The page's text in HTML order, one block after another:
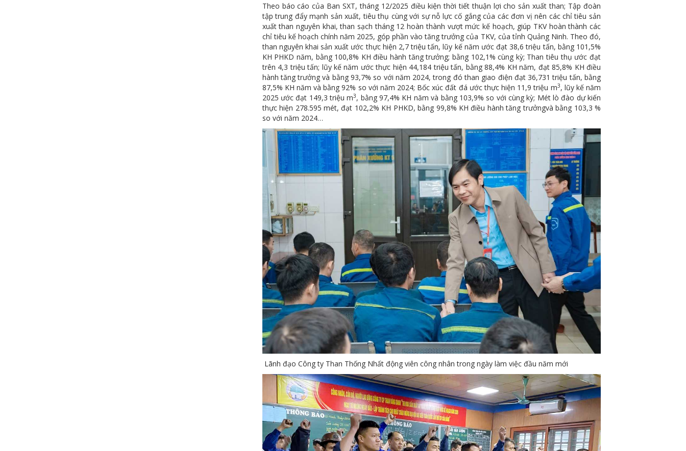
Theo báo cáo của Ban SXT, tháng 12/2025 điều kiện thời tiết thuận lợi cho sản xuất than; Tập đoàn
tập trung đẩy mạnh sản xuất, tiêu thụ cùng với sự nỗ lực cố gắng của các đơn vị nên các chỉ tiêu sản
xuất than nguyên khai, than sạch tháng 12 hoàn thành vượt mức kế hoạch, giúp TKV hoàn thành các
chỉ tiêu kế hoạch chính năm 2025, góp phần vào tăng trưởng của TKV, của tỉnh Quảng Ninh. Theo đó,
than nguyên khai sản xuất ước thực hiện 2,7 triệu tấn, lũy kế năm ước đạt 38,6 triệu tấn, bằng 101,5%
KH PHKD năm, bằng 100,8% KH điều hành tăng trưởng; bằng 102,1% cùng kỳ; Than tiêu thụ ước đạt
trên 4,3 triệu tấn; lũy kế năm ước thực hiện 44,184 triệu tấn, bằng 88,4% KH năm, đạt 85,8% KH điều
hành tăng trưởng và bằng 93,7% so với năm 2024, trong đó than giao điện đạt 36,731 triệu tấn, bằng
87,5% KH năm và bằng 92% so với năm 2024; Bốc xúc đất đá ước thực hiện 11,9 triệu m3, lũy kế năm
2025 ước đạt 149,3 triệu m3, bằng 97,4% KH năm và bằng 103,9% so với cùng kỳ; Mét lò đào dự kiến
thực hiện 278.595 mét, đạt 102,2% KH PHKD, bằng 99,8% KH điều hành tăng trưởngvà bằng 103,3 %
so với năm 2024…
Lãnh đạo Công ty Than Thống Nhất động viên công nhân trong ngày làm việc đầu năm mới